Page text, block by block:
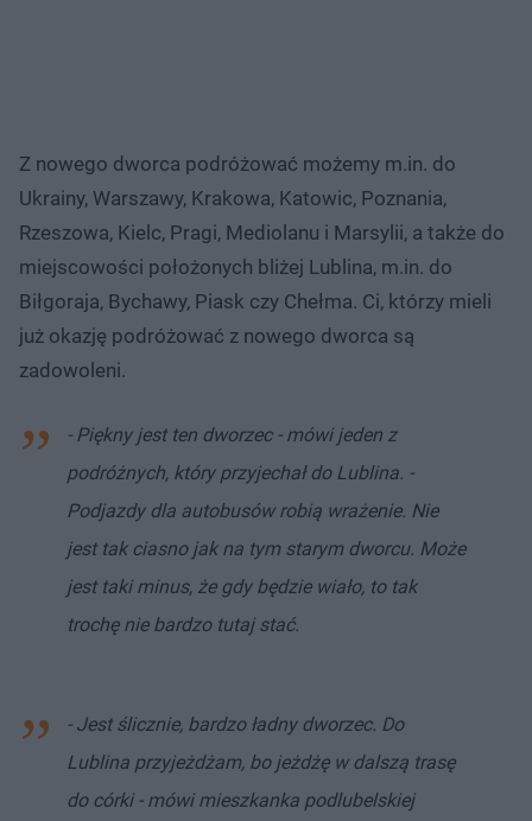
Z nowego dworca podróżować możemy m.in. do
Ukrainy, Warszawy, Krakowa, Katowic, Poznania,
Rzeszowa, Kielc, Pragi, Mediolanu i Marsylii, a także do
miejscowości położonych bliżej Lublina, m.in. do
Biłgoraja, Bychawy, Piask czy Chełma. Ci, którzy mieli
już okazję podróżować z nowego dworca są
zadowoleni.
- Piękny jest ten dworzec - mówi jeden z
podróżnych, który przyjechał do Lublina. -
Podjazdy dla autobusów robią wrażenie. Nie
jest tak ciasno jak na tym starym dworcu. Może
jest taki minus, że gdy będzie wiało, to tak
trochę nie bardzo tutaj stać.
- Jest ślicznie, bardzo ładny dworzec. Do
Lublina przyjeżdżam, bo jeżdżę w dalszą trasę
do córki - mówi mieszkanka podlubelskiej